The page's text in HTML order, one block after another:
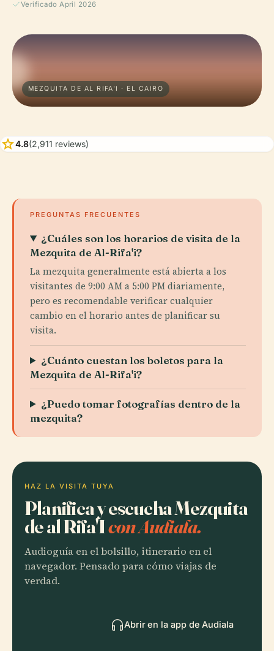
Verificado April 2026
MEZQUITA DE AL RIFA'I · EL CAIRO
star4.8(2,911 reviews)
PREGUNTAS FRECUENTES
¿Cuáles son los horarios de visita de la
Mezquita de Al-Rifa'i?
La mezquita generalmente está abierta a los
visitantes de 9:00 AM a 5:00 PM diariamente,
pero es recomendable verificar cualquier
cambio en el horario antes de planificar su
visita.
¿Cuánto cuestan los boletos para la
Mezquita de Al-Rifa'i?
¿Puedo tomar fotografías dentro de la
mezquita?
HAZ LA VISITA TUYA
Planifica y escucha Mezquita
de al Rifa'Icon Audiala.
Audioguía en el bolsillo, itinerario en el
navegador. Pensado para cómo viajas de
verdad.
Abrir en la app de Audiala